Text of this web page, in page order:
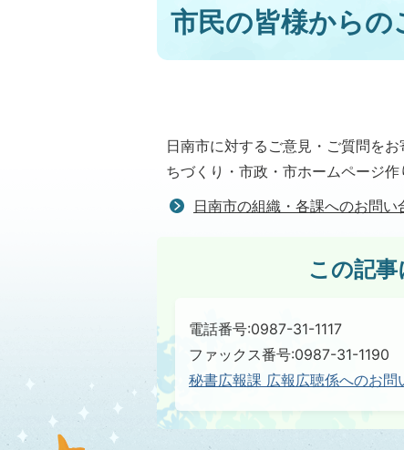
市民の皆様からの
日南市に対するご意見・ご質問を
ちづくり・市政・市ホームページ作
日南市の組織・各課へのお問い
この記
電話番号:0987-31-1117
ファックス番号:0987-31-1190
秘書広報課 広報広聴係へのお問